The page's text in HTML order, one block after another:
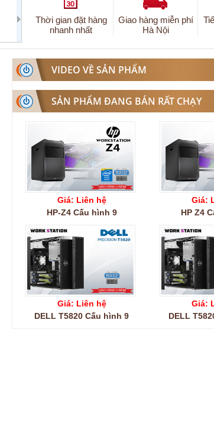
Thời gian đặt hàng
nhanh nhất
Giao hàng miễn phí
Hà Nội
VIDEO VỀ SẢN PHẨM
SẢN PHẨM ĐANG BÁN RẤT CHẠY
Giá: Liên hệ
HP-Z4 Cấu hình 9
Giá:
HP Z4
Giá: Liên hệ
DELL T5820 Cấu hình 9
Giá:
DELL